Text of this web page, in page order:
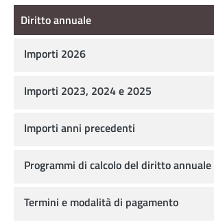
Diritto annuale
Diritto annuale
Importi 2026
Importi 2023, 2024 e 2025
Importi anni precedenti
Programmi di calcolo del diritto annuale
Termini e modalità di pagamento